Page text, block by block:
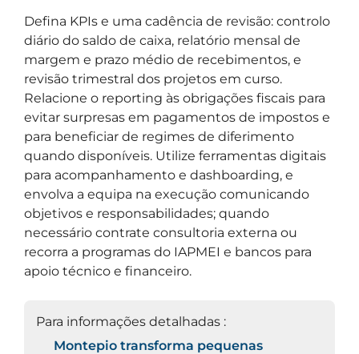
Defina KPIs e uma cadência de revisão: controlo
diário do saldo de caixa, relatório mensal de
margem e prazo médio de recebimentos, e
revisão trimestral dos projetos em curso.
Relacione o reporting às obrigações fiscais para
evitar surpresas em pagamentos de impostos e
para beneficiar de regimes de diferimento
quando disponíveis. Utilize ferramentas digitais
para acompanhamento e dashboarding, e
envolva a equipa na execução comunicando
objetivos e responsabilidades; quando
necessário contrate consultoria externa ou
recorra a programas do IAPMEI e bancos para
apoio técnico e financeiro.
Para informações detalhadas :
Montepio transforma pequenas